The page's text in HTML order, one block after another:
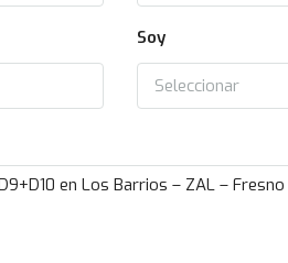
Soy
Seleccionar